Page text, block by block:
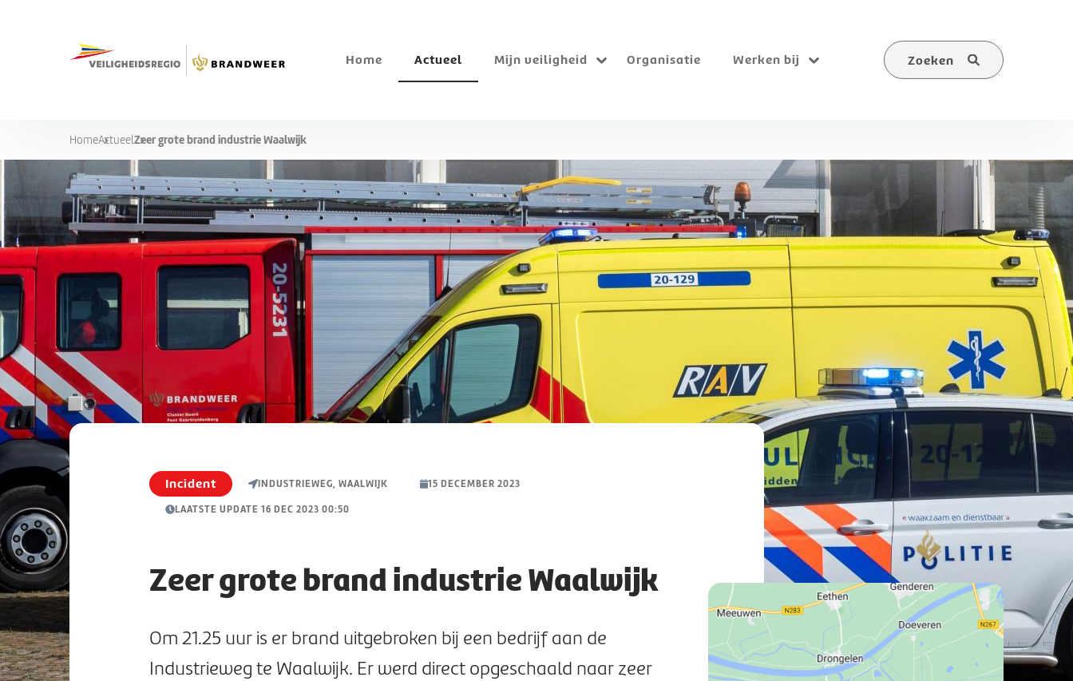
Home Actueel Mijn veiligheid
Submenu
Organisatie Werken bij
Submenu
Zoeken
Zoeken
HomeActueelZeer grote brand industrie Waalwijk
Incident INDUSTRIEWEG, WAALWIJK
15 DECEMBER 2023
LAATSTE UPDATE 16 DEC 2023 00:50
Zeer grote brand industrie Waalwijk
Om 21.25 uur is er brand uitgebroken bij een bedrijf aan de
Industrieweg te Waalwijk. Er werd direct opgeschaald naar zeer
{
"lat":
5169777819999999,
"lng":
50634542